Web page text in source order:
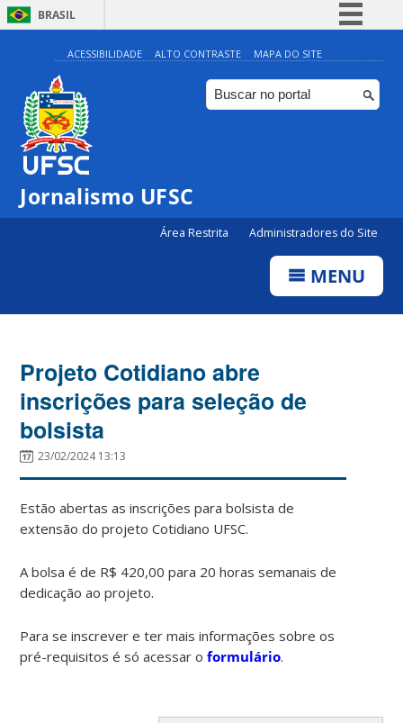
BRASIL
Simplifique!
Comunica BR
Participe
ACESSIBILIDADE ALTO CONTRASTE MAPA DO SITE
Jornalismo UFSC
Área Restrita Administradores do Site
MENU
Projeto Cotidiano abre
inscrições para seleção de
bolsista
23/02/2024 13:13
Estão abertas as inscrições para bolsista de
extensão do projeto Cotidiano UFSC.
A bolsa é de R$ 420,00 para 20 horas semanais de
dedicação ao projeto.
Para se inscrever e ter mais informações sobre os
pré-requisitos é só acessar oformulário.